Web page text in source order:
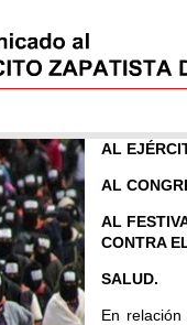
AL
AL
AL
CONTRA
SALUD.
En